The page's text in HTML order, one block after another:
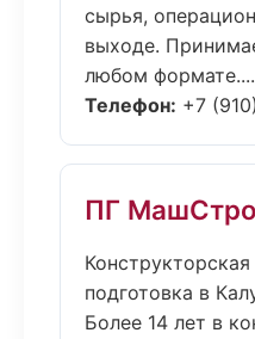
сырья,
выходе.
любом формате....
Телефон: +7
ПГ
подготовка в
Более 14 лет в